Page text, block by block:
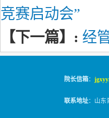
竞赛启动会”
【下一篇】: 经
院长信箱：
联系地址：山东